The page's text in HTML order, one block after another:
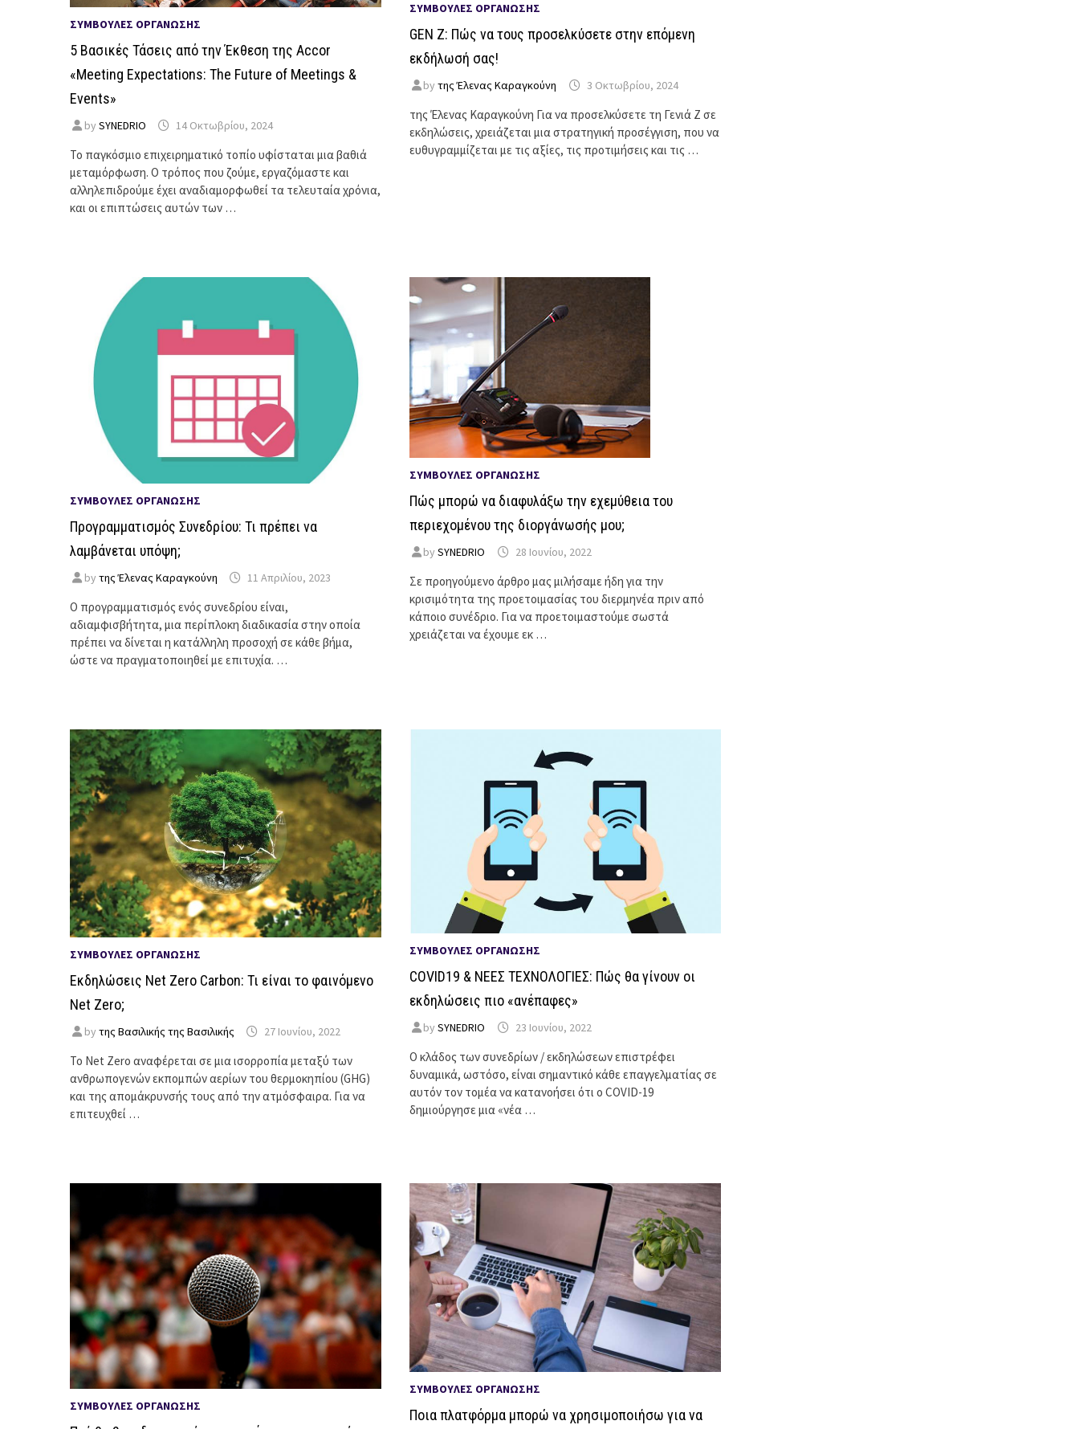
ΣΥΜΒΟΥΛΈΣ ΟΡΓΆΝΩΣΗΣ
5 Βασικές Τάσεις από την Έκθεση της Accor
«Meeting Expectations: The Future of Meetings &
Events»
by SYNEDRIO 14 Οκτωβρίου, 2024
Το παγκόσμιο επιχειρηματικό τοπίο υφίσταται μια βαθιά
μεταμόρφωση. Ο τρόπος που ζούμε, εργαζόμαστε και
αλληλεπιδρούμε έχει αναδιαμορφωθεί τα τελευταία χρόνια,
και οι επιπτώσεις αυτών των …
ΣΥΜΒΟΥΛΈΣ ΟΡΓΆΝΩΣΗΣ
GEN Z: Πώς να τους προσελκύσετε στην επόμενη
εκδήλωσή σας!
byτης Έλενας Καραγκούνη 3 Οκτωβρίου, 2024
της Έλενας Καραγκούνη Για να προσελκύσετε τη Γενιά Z σε
εκδηλώσεις, χρειάζεται μια στρατηγική προσέγγιση, που να
ευθυγραμμίζεται με τις αξίες, τις προτιμήσεις και τις …
ΣΥΜΒΟΥΛΈΣ ΟΡΓΆΝΩΣΗΣ
Προγραμματισμός Συνεδρίου: Τι πρέπει να
λαμβάνεται υπόψη;
by της Έλενας Καραγκούνη 11 Απριλίου, 2023
Ο προγραμματισμός ενός συνεδρίου είναι,
αδιαμφισβήτητα, μια περίπλοκη διαδικασία στην οποία
πρέπει να δίνεται η κατάλληλη προσοχή σε κάθε βήμα,
ώστε να πραγματοποιηθεί με επιτυχία. …
ΣΥΜΒΟΥΛΈΣ ΟΡΓΆΝΩΣΗΣ
Πώς μπορώ να διαφυλάξω την εχεμύθεια του
περιεχομένου της διοργάνωσής μου;
bySYNEDRIO 28 Ιουνίου, 2022
Σε προηγούμενο άρθρο μας μιλήσαμε ήδη για την
κρισιμότητα της προετοιμασίας του διερμηνέα πριν από
κάποιο συνέδριο. Για να προετοιμαστούμε σωστά
χρειάζεται να έχουμε εκ …
ΣΥΜΒΟΥΛΈΣ ΟΡΓΆΝΩΣΗΣ
Εκδηλώσεις Net Zero Carbon: Τι είναι το φαινόμενο
Net Zero;
by της Βασιλικής της Βασιλικής 27 Ιουνίου, 2022
Το Net Zero αναφέρεται σε μια ισορροπία μεταξύ των
ανθρωπογενών εκπομπών αερίων του θερμοκηπίου (GHG)
και της απομάκρυνσής τους από την ατμόσφαιρα. Για να
επιτευχθεί …
ΣΥΜΒΟΥΛΈΣ ΟΡΓΆΝΩΣΗΣ
COVID19 & ΝΕΕΣ ΤΕΧΝΟΛΟΓΙΕΣ: Πώς θα γίνουν οι
εκδηλώσεις πιο «ανέπαφες»
bySYNEDRIO 23 Ιουνίου, 2022
Ο κλάδος των συνεδρίων / εκδηλώσεων επιστρέφει
δυναμικά, ωστόσο, είναι σημαντικό κάθε επαγγελματίας σε
αυτόν τον τομέα να κατανοήσει ότι ο COVID-19
δημιούργησε μια «νέα …
ΣΥΜΒΟΥΛΈΣ ΟΡΓΆΝΩΣΗΣ
ΣΥΜΒΟΥΛΈΣ ΟΡΓΆΝΩΣΗΣ
Ποια πλατφόρμα μπορώ να χρησιμοποιήσω για να